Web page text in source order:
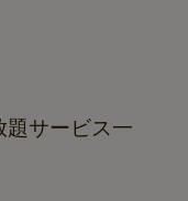
サービス一